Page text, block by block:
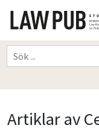
Artiklar av